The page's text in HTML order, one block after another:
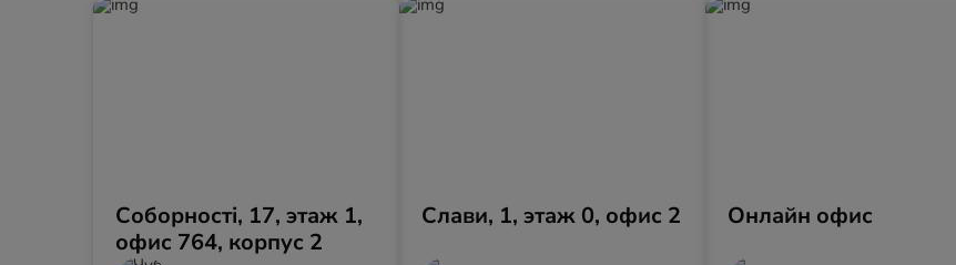
Соборності, 17, этаж 1,
офис 764, корпус 2
Слави, 1, этаж 0, офис 2 Онлайн офис